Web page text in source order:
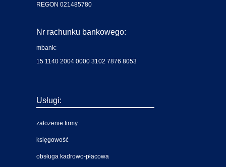
REGON 021485780
Nr rachunku bankowego:
mbank:
15 1140 2004 0000 3102 7876 8053
Usługi:
założenie firmy
księgowość
obsługa kadrowo-płacowa